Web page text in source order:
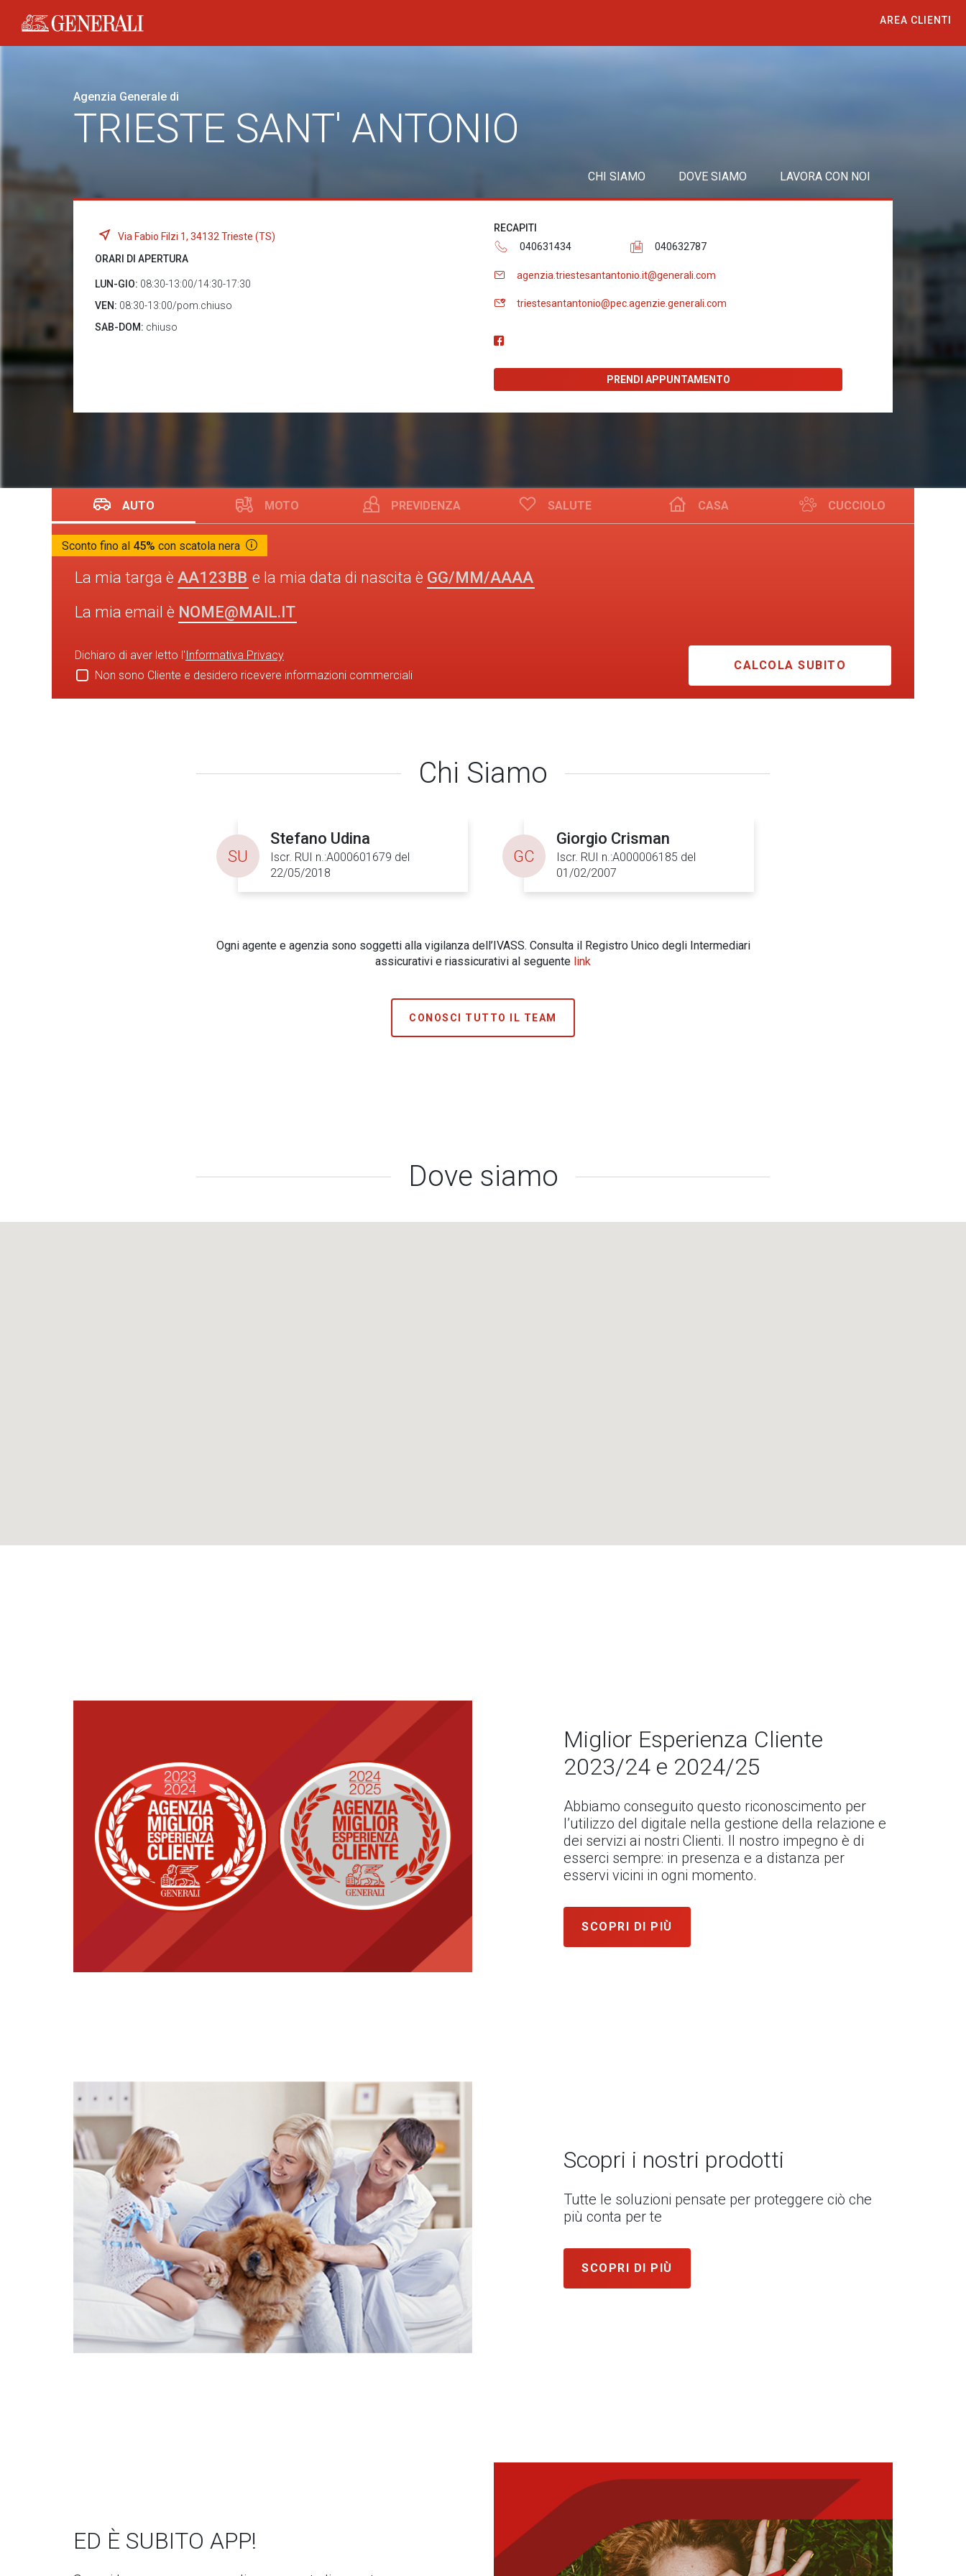
Generali logo
AREA CLIENTI
Agenzia Generale di
TRIESTE SANT' ANTONIO
CHI SIAMO DOVE SIAMO LAVORA CON NOI
Via Fabio Filzi 1, 34132 Trieste (TS)
ORARI DI APERTURA
LUN-GIO: 08:30-13:00/14:30-17:30
VEN: 08:30-13:00/pom.chiuso
SAB-DOM: chiuso
RECAPITI
040631434
040632787
agenzia.triestesantantonio.it@generali.com
triestesantantonio@pec.agenzie.generali.com
PRENDI APPUNTAMENTO
AUTO MOTO PREVIDENZA SALUTE CASA CUCCIOLO
Sconto fino al 45% con scatola nera
La mia targa è e la mia data di nascita è
La mia email è
Dichiaro di aver letto l'Informativa Privacy
Non sono Cliente e desidero ricevere informazioni commerciali
CALCOLA SUBITO
Chi Siamo
Stefano Udina
Iscr. RUI n.:A000601679 del
22/05/2018
SU
Giorgio Crisman
Iscr. RUI n.:A000006185 del
01/02/2007
GC
Ogni agente e agenzia sono soggetti alla vigilanza dell’IVASS. Consulta il Registro Unico degli Intermediari
assicurativi e riassicurativi al seguente link
CONOSCI TUTTO IL TEAM
Dove siamo
Miglior Esperienza Cliente
2023/24 e 2024/25
Abbiamo conseguito questo riconoscimento per
l’utilizzo del digitale nella gestione della relazione e
dei servizi ai nostri Clienti. Il nostro impegno è di
esserci sempre: in presenza e a distanza per
esservi vicini in ogni momento.
SCOPRI DI PIÙ
Scopri i nostri prodotti
Tutte le soluzioni pensate per proteggere ciò che
più conta per te
SCOPRI DI PIÙ
ED È SUBITO APP!